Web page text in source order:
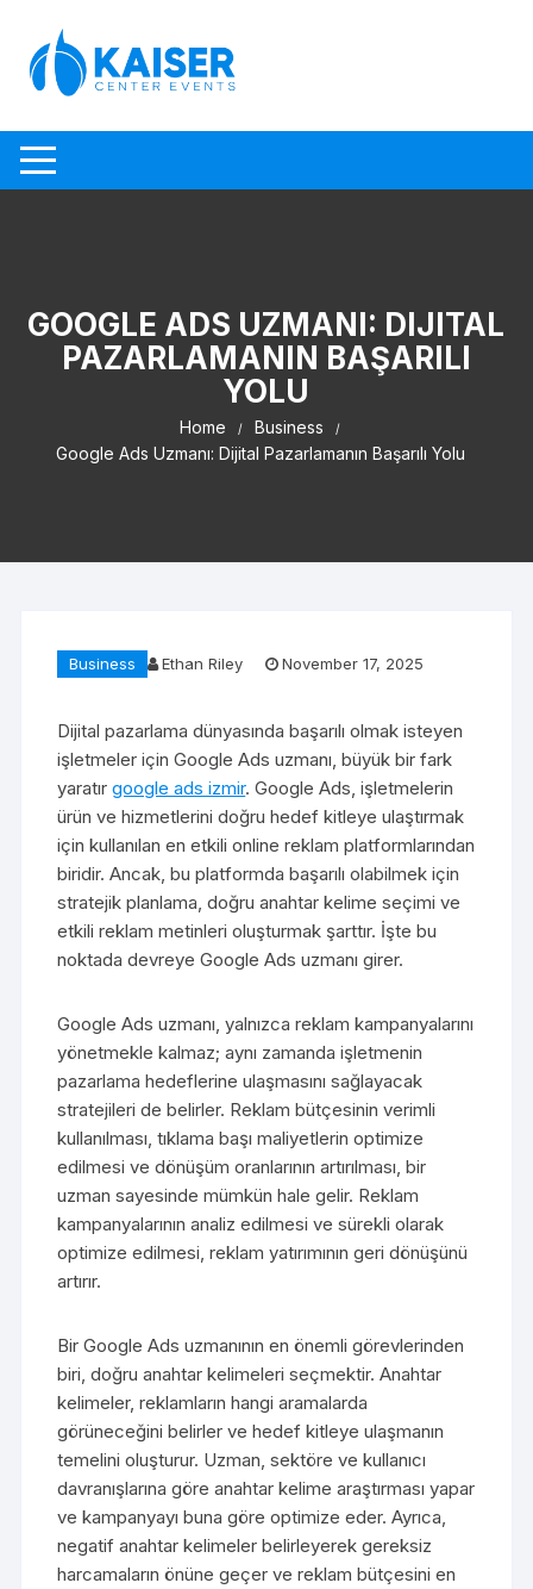
GOOGLE ADS UZMANI: DIJITAL
PAZARLAMANIN BAŞARILI
YOLU
Home
Business
Google Ads Uzmanı: Dijital Pazarlamanın Başarılı Yolu
Business Ethan Riley November 17, 2025
Dijital pazarlama dünyasında başarılı olmak isteyen
işletmeler için Google Ads uzmanı, büyük bir fark
yaratırgoogle ads izmir. Google Ads, işletmelerin
ürün ve hizmetlerini doğru hedef kitleye ulaştırmak
için kullanılan en etkili online reklam platformlarından
biridir. Ancak, bu platformda başarılı olabilmek için
stratejik planlama, doğru anahtar kelime seçimi ve
etkili reklam metinleri oluşturmak şarttır. İşte bu
noktada devreye Google Ads uzmanı girer.
Google Ads uzmanı, yalnızca reklam kampanyalarını
yönetmekle kalmaz; aynı zamanda işletmenin
pazarlama hedeflerine ulaşmasını sağlayacak
stratejileri de belirler. Reklam bütçesinin verimli
kullanılması, tıklama başı maliyetlerin optimize
edilmesi ve dönüşüm oranlarının artırılması, bir
uzman sayesinde mümkün hale gelir. Reklam
kampanyalarının analiz edilmesi ve sürekli olarak
optimize edilmesi, reklam yatırımının geri dönüşünü
artırır.
Bir Google Ads uzmanının en önemli görevlerinden
biri, doğru anahtar kelimeleri seçmektir. Anahtar
kelimeler, reklamların hangi aramalarda
görüneceğini belirler ve hedef kitleye ulaşmanın
temelini oluşturur. Uzman, sektöre ve kullanıcı
davranışlarına göre anahtar kelime araştırması yapar
ve kampanyayı buna göre optimize eder. Ayrıca,
negatif anahtar kelimeler belirleyerek gereksiz
harcamaların önüne geçer ve reklam bütçesini en